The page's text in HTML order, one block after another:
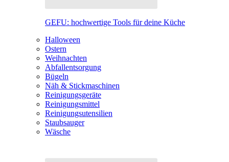
GEFU: hochwertige Tools für deine Küche
Halloween
Ostern
Weihnachten
Abfallentsorgung
Bügeln
Näh & Stickmaschinen
Reinigungsgeräte
Reinigungsmittel
Reinigungsutensilien
Staubsauger
Wäsche